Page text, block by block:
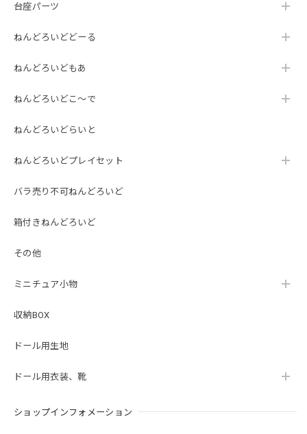
台座パーツ
ねんどろいどどーる
ねんどろいどもあ
ねんどろいどこ～で
ねんどろいどらいと
ねんどろいどプレイセット
バラ売り不可ねんどろいど
箱付きねんどろいど
その他
ミニチュア小物
収納BOX
ドール用生地
ドール用衣装、靴
ショップインフォメーション